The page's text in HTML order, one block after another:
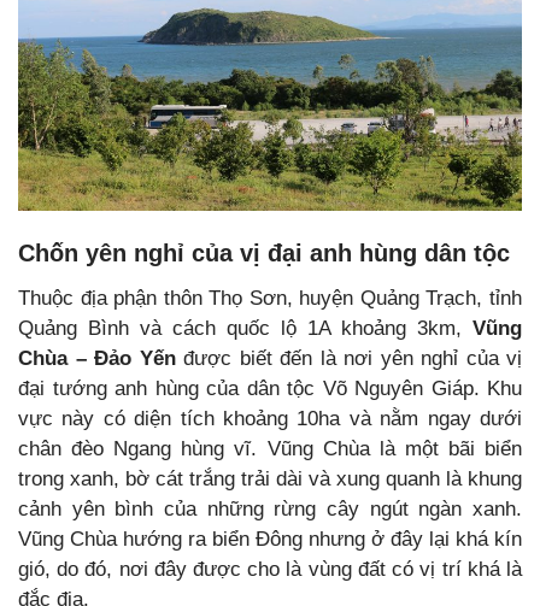
Chốn yên nghỉ của vị đại anh hùng dân tộc
Thuộc địa phận thôn Thọ Sơn, huyện Quảng Trạch, tỉnh
Quảng Bình và cách quốc lộ 1A khoảng 3km, Vũng
Chùa – Đảo Yếnđược biết đến là nơi yên nghỉ của vị
đại tướng anh hùng của dân tộc Võ Nguyên Giáp. Khu
vực này có diện tích khoảng 10ha và nằm ngay dưới
chân đèo Ngang hùng vĩ. Vũng Chùa là một bãi biển
trong xanh, bờ cát trắng trải dài và xung quanh là khung
cảnh yên bình của những rừng cây ngút ngàn xanh.
Vũng Chùa hướng ra biển Đông nhưng ở đây lại khá kín
gió, do đó, nơi đây được cho là vùng đất có vị trí khá là
đắc địa.